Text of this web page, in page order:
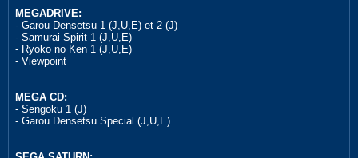
MEGADRIVE:
- Garou Densetsu 1 (J,U,E) et 2 (J)
- Samurai Spirit 1 (J,U,E)
- Ryoko no Ken 1 (J,U,E)
- Viewpoint
MEGA CD:
- Sengoku 1 (J)
- Garou Densetsu Special (J,U,E)